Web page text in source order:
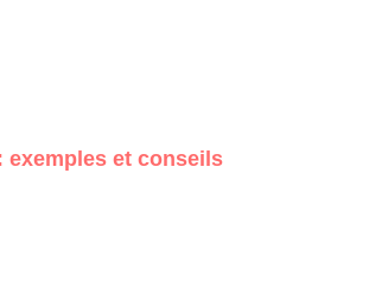
exemples et conseils